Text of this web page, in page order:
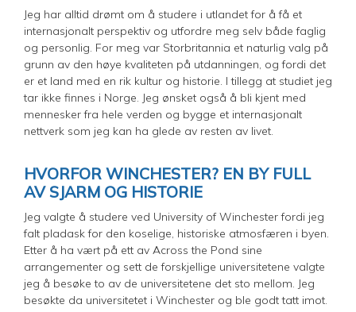
Jeg har alltid drømt om å studere i utlandet for å få et
internasjonalt perspektiv og utfordre meg selv både faglig
og personlig. For meg var Storbritannia et naturlig valg på
grunn av den høye kvaliteten på utdanningen, og fordi det
er et land med en rik kultur og historie. I tillegg at studiet jeg
tar ikke finnes i Norge. Jeg ønsket også å bli kjent med
mennesker fra hele verden og bygge et internasjonalt
nettverk som jeg kan ha glede av resten av livet.
HVORFOR WINCHESTER? EN BY FULL
AV SJARM OG HISTORIE
Jeg valgte å studere ved University of Winchester fordi jeg
falt pladask for den koselige, historiske atmosfæren i byen.
Etter å ha vært på ett av Across the Pond sine
arrangementer og sett de forskjellige universitetene valgte
jeg å besøke to av de universitetene det sto mellom. Jeg
besøkte da universitetet i Winchester og ble godt tatt imot.